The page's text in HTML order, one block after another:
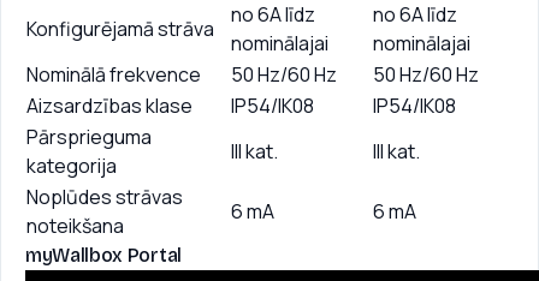
Konfigurējamā strāva
no 6A līdz
nominālajai
no 6A līdz
nominālajai
Nominālā frekvence
50 Hz/60 Hz
50 Hz/60 Hz
Aizsardzības klase
IP54/IK08
IP54/IK08
Pārsprieguma
kategorija
III kat.
III kat.
Noplūdes strāvas
noteikšana
6 mA 6 mA
myWallbox Portal